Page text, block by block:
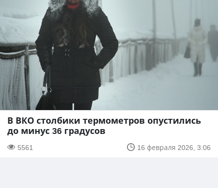
В ВКО столбики термометров опустились
до минус 36 градусов
5561 16 февраля 2026, 3:06